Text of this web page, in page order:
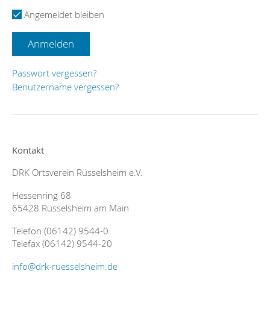
Angemeldet bleiben
Anmelden
Passwort vergessen?
Benutzername vergessen?
Kontakt
DRK Ortsverein Rüsselsheim e.V.
Hessenring 68
65428 Rüsselsheim am Main
Telefon (06142) 9544-0
Telefax (06142) 9544-20
info@drk-ruesselsheim.de